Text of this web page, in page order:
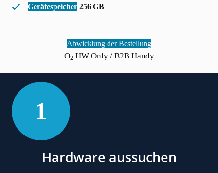
Gerätespeicher 256 GB
Abwicklung der Bestellung
O2 HW Only / B2B Handy
1
Hardware aussuchen